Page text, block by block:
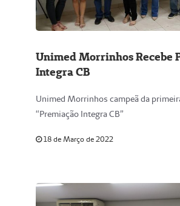
Unimed Morrinhos Recebe
Integra CB
Unimed Morrinhos campeã da
“Premiação Integra CB”
18 de Março de 2022